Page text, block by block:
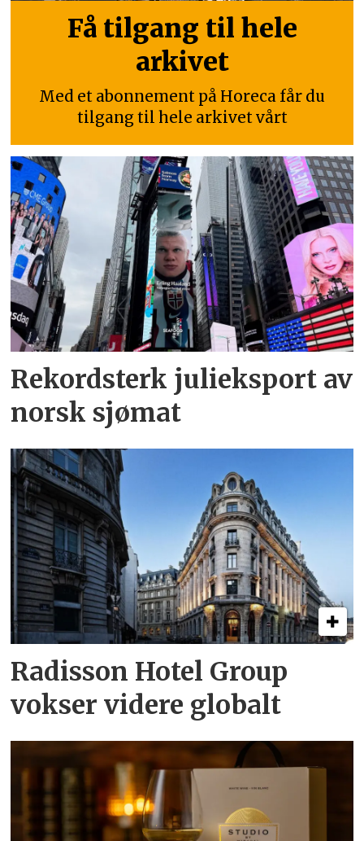
Få tilgang til hele
arkivet
Med et abonnement på Horeca får du
tilgang til hele arkivet vårt
Rekordsterk julieksport av
norsk sjømat
Radisson Hotel Group
vokser videre globalt